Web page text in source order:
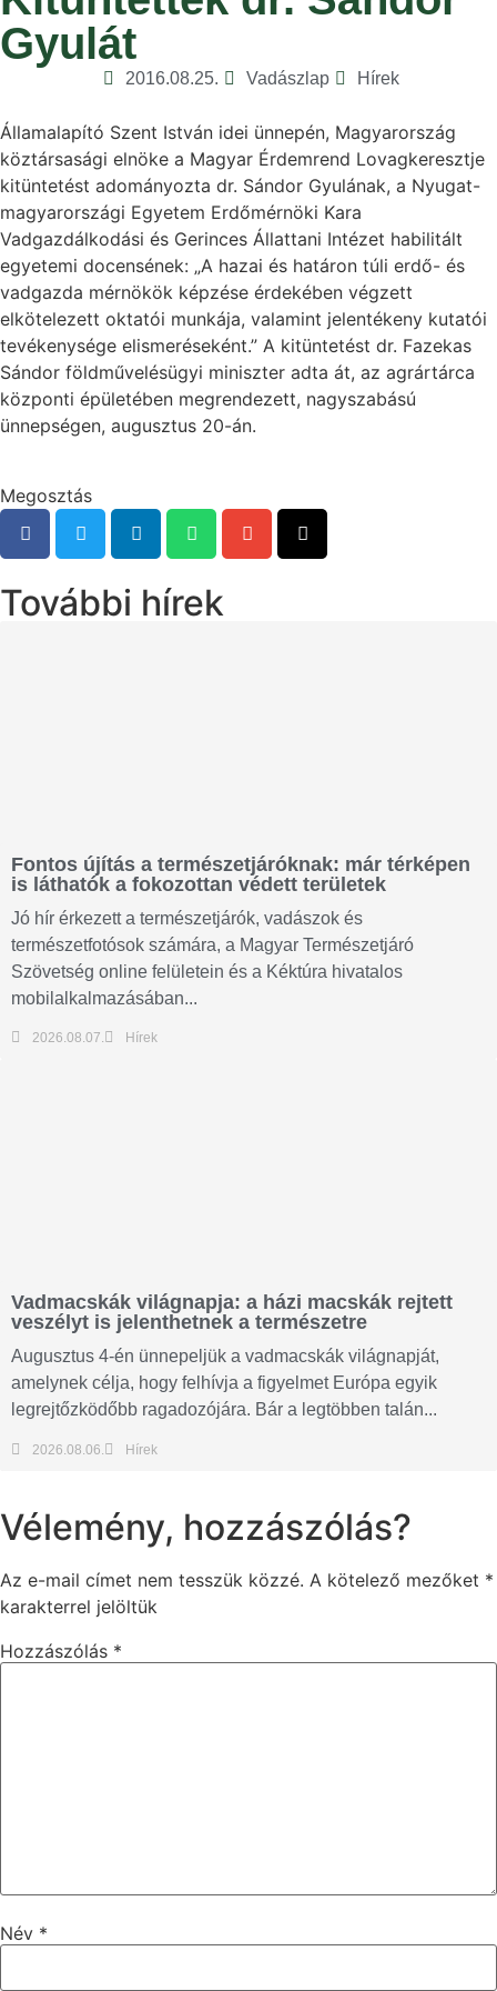
Gyulát
2016.08.25. Vadászlap Hírek
Államalapító Szent István idei ünnepén, Magyarország
köztársasági elnöke a Magyar Érdemrend Lovagkeresztje
kitüntetést adományozta dr. Sándor Gyulának, a Nyugat-
magyarországi Egyetem Erdőmérnöki Kara
Vadgazdálkodási és Gerinces Állattani Intézet habilitált
egyetemi docensének: „A hazai és határon túli erdő- és
vadgazda mérnökök képzése érdekében végzett
elkötelezett oktatói munkája, valamint jelentékeny kutatói
tevékenysége elismeréseként.” A kitüntetést dr. Fazekas
Sándor földművelésügyi miniszter adta át, az agrártárca
központi épületében megrendezett, nagyszabású
ünnepségen, augusztus 20-án.
Megosztás
További hírek
Fontos újítás a természetjáróknak: már térképen
is láthatók a fokozottan védett területek
Jó hír érkezett a természetjárók, vadászok és
természetfotósok számára, a Magyar Természetjáró
Szövetség online felületein és a Kéktúra hivatalos
mobilalkalmazásában...
2026.08.07. Hírek
Vadmacskák világnapja: a házi macskák rejtett
veszélyt is jelenthetnek a természetre
Augusztus 4-én ünnepeljük a vadmacskák világnapját,
amelynek célja, hogy felhívja a figyelmet Európa egyik
legrejtőzködőbb ragadozójára. Bár a legtöbben talán...
2026.08.06. Hírek
Vélemény, hozzászólás?
Az e-mail címet nem tesszük közzé. A kötelező mezőket *
karakterrel jelöltük
Hozzászólás *
Név *